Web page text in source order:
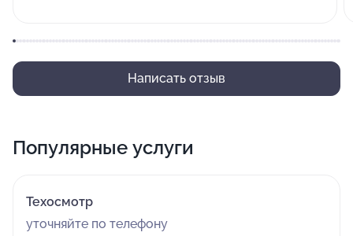
предлагаются скидки. Качество работ на высоте.
Написать отзыв
Популярные услуги
Техосмотр
уточняйте по телефону